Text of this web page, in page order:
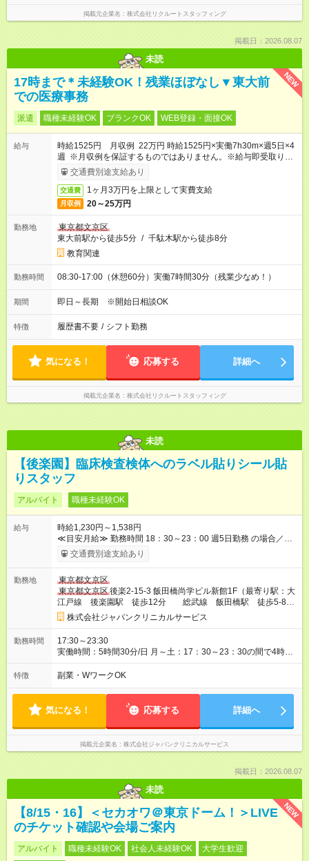
掲載元企業名 株式会社リクルートスタッフィング
掲載日：2026.08.07
未読
NEW
17時まで＊未経験OK！残業ほぼなし▼東大前
での医療事務
派遣 職種未経験OK ブランクOK WEB登録・面接OK
給与
時給1525円 月収例 22万円 時給1525円×実働7h30m×週5日×4
週 ※月収例を保証するものではありません。※給与即受取りサ
ービス利用可（利用条件有）
交通費別途支給あり
交通費 1ヶ月3万円を上限として実費支給
月収例 20～25万円
勤務地
東京都文京区
東大前駅から徒歩5分 / 千駄木駅から徒歩8分
教育関連
勤務時間 08:30-17:00（休憩60分）実働7時間30分（残業少なめ！）
期間 即日～長期 ※開始日相談OK
特徴 履歴書不要 / シフト勤務
気になる！ 応募する 詳細へ
掲載元企業名 株式会社リクルートスタッフィング
未読
【後楽園】臨床検査検体へのラベル貼りシール貼
りスタッフ
アルバイト 職種未経験OK
給与
時給1,230円～1,538円
≪目安月給≫ 勤務時間 18：30～23：00 週5⽇勤務 の場合／社
会保険加入 月収：１１６，８６０円 18：30～22：00(時給
1,230円×3.5h)＝4,305円 22：00～23：00(時給1,538円×1h)＝
間あり 試用期間の長さ：2ヶ月 雇用形態、給与は本採用時と同
じです。
交通費別途支給あり
勤務地
東京都文京区
東京都文京区後楽2-15-3 飯田橋尚学ビル新館1F（最寄り駅：大
江戸線 後楽園駅 徒歩12分 総武線 飯田橋駅 徒歩5-8
分）株式会社ジャパンクリニカルサービス
勤務時間
17:30～23:30
実働時間：5時間30分/日 月～土：17：30～23：30の間で4時間
以上勤務できる方 ※場合により残業あり ※土曜日勤務できる方
歓迎 ※1日4時間～ 月～土で週4日以上勤務できる方 ※勤務期
さい。 ※残業代1分単位支給
特徴 副業・WワークOK
気になる！ 応募する 詳細へ
掲載元企業名 株式会社ジャパンクリニカルサービス
掲載日：2026.08.07
未読
NEW
【8/15・16】＜セカオワ＠東京ドーム！＞LIVE
のチケット確認や会場ご案内
アルバイト 職種未経験OK 社会人未経験OK 大学生歓迎